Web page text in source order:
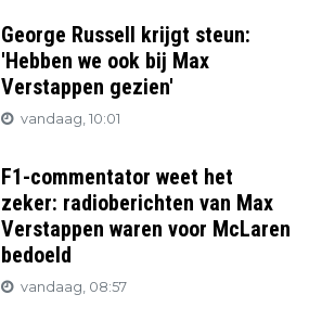
George Russell krijgt steun:
'Hebben we ook bij Max
Verstappen gezien'
vandaag, 10:01
F1-commentator weet het
zeker: radioberichten van Max
Verstappen waren voor McLaren
bedoeld
vandaag, 08:57